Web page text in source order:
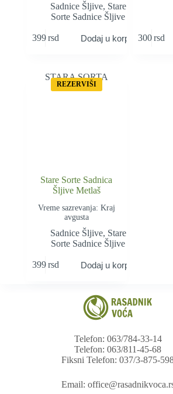
Sadnice Šljive, Stare
Sorte Sadnice Šljive
399rsd Dodaj u korpu 300 rsd
REZERVIŠI
STARA SORTA
Stare Sorte Sadnica
Šljive Metlaš
Vreme sazrevanja: Kraj
avgusta
Sadnice Šljive, Stare
Sorte Sadnice Šljive
399rsd Dodaj u korpu
Telefon: 063/784-33-14
Telefon: 063/811-45-68
Fiksni Telefon: 037/3-875-
Email: